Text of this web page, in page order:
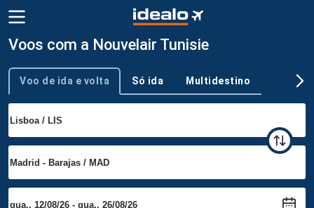
Voos com a Nouvelair Tunisie
Tipo de viagem
Voo de ida e volta Só ida Multidestino